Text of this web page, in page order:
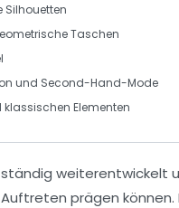
Silhouetten
Taschen
und Second-Hand-Mode
Elementen
weiterentwickelt
prägen können.